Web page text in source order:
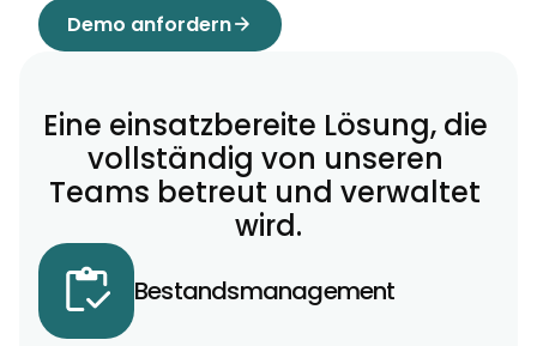
Demo anfordernarrow_forward
Eine einsatzbereite Lösung, die
vollständig von unseren
Teams betreut und verwaltet
wird.
Bestandsmanagement